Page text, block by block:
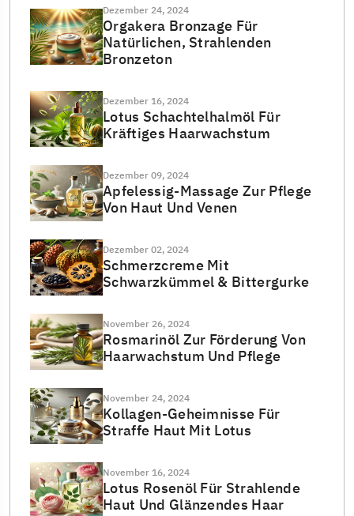
Dezember 24, 2024
Orgakera Bronzage Für
Natürlichen, Strahlenden
Bronzeton
Dezember 16, 2024
Lotus Schachtelhalmöl Für
Kräftiges Haarwachstum
Dezember 09, 2024
Apfelessig-Massage Zur Pflege
Von Haut Und Venen
Dezember 02, 2024
Schmerzcreme Mit
Schwarzkümmel & Bittergurke
November 26, 2024
Rosmarinöl Zur Förderung Von
Haarwachstum Und Pflege
November 24, 2024
Kollagen-Geheimnisse Für
Straffe Haut Mit Lotus
November 16, 2024
Lotus Rosenöl Für Strahlende
Haut Und Glänzendes Haar